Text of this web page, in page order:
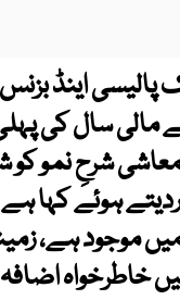
پالیسی اینڈ
مالی سال کی
معاشی شرحِ نمو
ہوئے کہا
موجود ہے،
خاطرخواہ